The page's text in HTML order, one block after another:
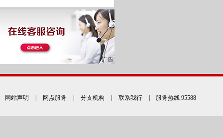
网站声明 网点服务 分支机构 联系我行 | 服务热线 95588